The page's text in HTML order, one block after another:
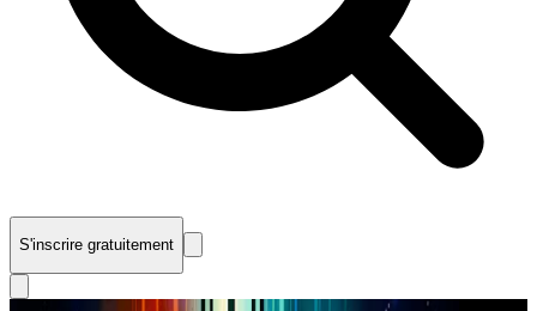
S'inscrire gratuitement